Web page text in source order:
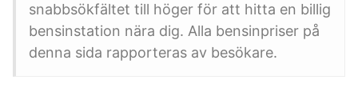
snabbsökfältet till höger för att hitta en billig
bensinstation nära dig. Alla bensinpriser på
denna sida rapporteras av besökare.